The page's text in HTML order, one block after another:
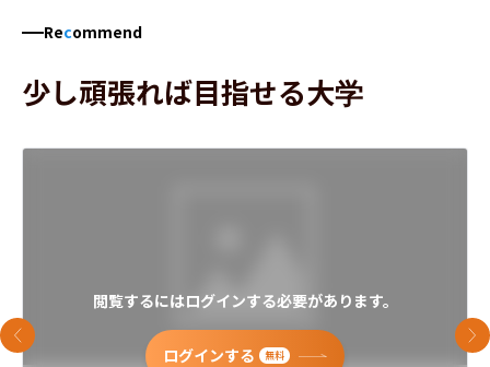
Recommend
少し頑張れば目指せる大学
閲覧するにはログインする必要があります。
ログインする 無料
前のスライド 次